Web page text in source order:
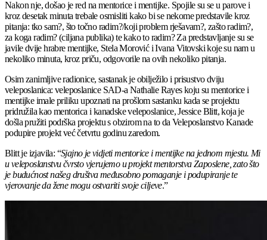
Nakon nje, došao je red na mentorice i mentijke. Spojile su se u parove i
kroz desetak minuta trebale osmisliti kako bi se nekome predstavile kroz
pitanja: tko sam?, što točno radim?/koji problem rješavam?, zašto radim?,
za koga radim? (ciljana publika) te kako to radim? Za predstavljanje su se
javile dvije hrabre mentijke, Stela Morović i Ivana Vitovski koje su nam u
nekoliko minuta, kroz priču, odgovorile na ovih nekoliko pitanja.
Osim zanimljive radionice, sastanak je obilježilo i prisustvo dviju
veleposlanica: veleposlanice SAD-a Nathalie Rayes koju su mentorice i
mentijke imale priliku upoznati na prošlom sastanku kada se projektu
pridružila kao mentorica i kanadske veleposlanice, Jessice Blitt, koja je
došla pružiti podrška projektu s obzirom na to da Veleposlanstvo Kanade
podupire projekt već četvrtu godinu zaredom.
Blitt je izjavila: “Sjajno je vidjeti mentorice i mentijke na jednom mjestu. Mi
u veleposlanstvu čvrsto vjerujemo u projekt mentorstva Zaposlene, zato što
je budućnost našeg društva međusobno pomaganje i podupiranje te
vjerovanje da žene mogu ostvariti svoje ciljeve.”